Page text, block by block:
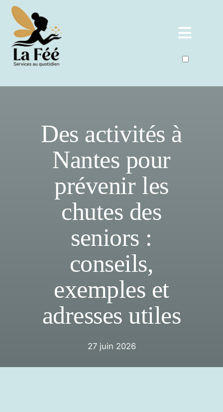
Publications
Des activités à
Nantes pour
prévenir les
chutes des
seniors :
conseils,
exemples et
adresses utiles
27 juin 2026